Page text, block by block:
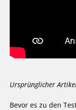
Ursprünglicher
Bevor es zu den